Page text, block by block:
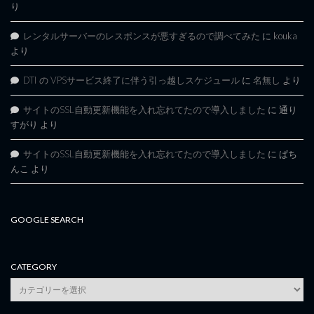
り
レンタルサーバーのレスポンスが悪すぎるので調べてみた に kouka
より
DTI の VPSサービス終了に伴う引っ越しスケジュール に 名無し より
サイトのSSL自動更新機能を入れ忘れてたので導入しました に 通り
すがり より
サイトのSSL自動更新機能を入れ忘れてたので導入しました に ぱち
んこ より
GOOGLE SEARCH
CATEGORY
category